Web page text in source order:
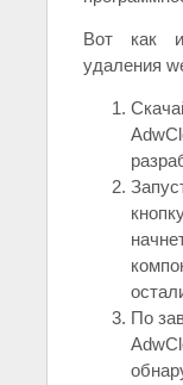
Вот как
удаления
По